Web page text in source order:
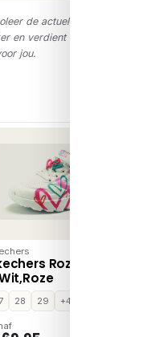
de actuele prijs in de
en verdient via affiliate-
jou.
Roze SKR46
28 29 +4